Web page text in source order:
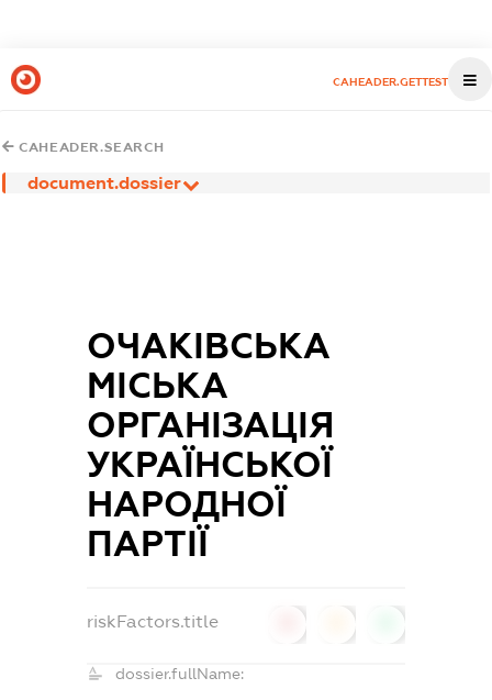
CAHEADER.GETTEST
CAHEADER.SEARCH
document.dossier
ОЧАКІВСЬКА
МІСЬКА
ОРГАНІЗАЦІЯ
УКРАЇНСЬКОЇ
НАРОДНОЇ
ПАРТІЇ
riskFactors.title
dossier.fullName: